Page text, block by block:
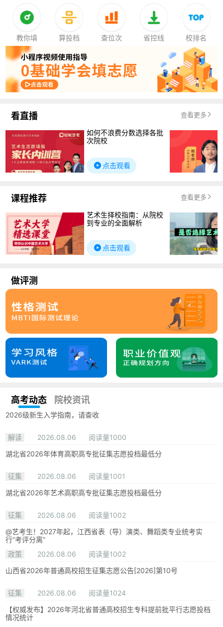
教你填 算投档 查位次 省控线 校排名
看直播 查看更多
如何不浪费分数选择各批
次院校
点击观看
课程推荐 查看更多
艺术生择校指南：从院校
到专业的全面解析
点击观看
做评测
高考动态 院校资讯
2026级新生入学指南，请查收
解读 2026.08.06
阅读量1000
湖北省2026年体育高职高专批征集志愿投档最低分
征集 2026.08.06
阅读量1001
湖北省2026年艺术高职高专批征集志愿投档最低分
征集 2026.08.06
阅读量1002
@艺考生！2027年起，江西省表（导）演类、舞蹈类专业统考实
行“考评分离”
政策
2026.08.06
阅读量1002
山西省2026年普通高校招生征集志愿公告[2026]第10号
征集 2026.08.06
阅读量1024
【权威发布】2026年河北省普通高校招生专科提前批平行志愿投档
情况统计